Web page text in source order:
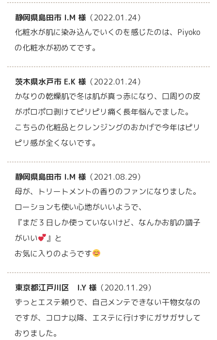
静岡県島田市 I.M 様 （2022.01.24）
化粧水が肌に染み込んでいくのを感じたのは、Piyoko
の化粧水が初めてです。
茨木県水戸市 E.K 様 （2022.01.24）
かなりの乾燥肌で冬は肌が真っ赤になり、口周りの皮
がポロポロ剥けてピリピリ痛く長年悩んでました。
こちらの化粧品とクレンジングのおかげで今年はピリ
ピリ感が全くないです。
静岡県島田市 I.M 様 （2021.08.29）
母が、トリートメントの香りのファンになりました。
ローションも使い心地がいいようで、
『まだ３日しか使っていないけど、なんかお肌の調子
がいい
』と
お気に入りのようです
東京都江戸川区 I.Y 様 （2020.11.29）
ずっとエステ頼りで、自己メンテできない干物女なの
ですが、コロナ以降、エステに行けずにガサガサして
おりました。